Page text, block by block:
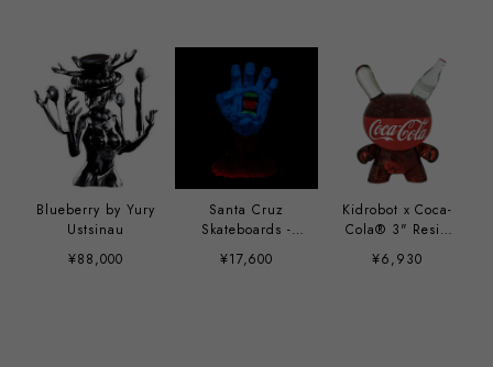
Blueberry by Yury
Ustsinau
¥88,000
Santa Cruz
Skateboards -
40th Anniversary
Screaming Hand
¥17,600
Kidrobot x Coca-
Cola® 3" Resin
Dunny Art Figure
¥6,930